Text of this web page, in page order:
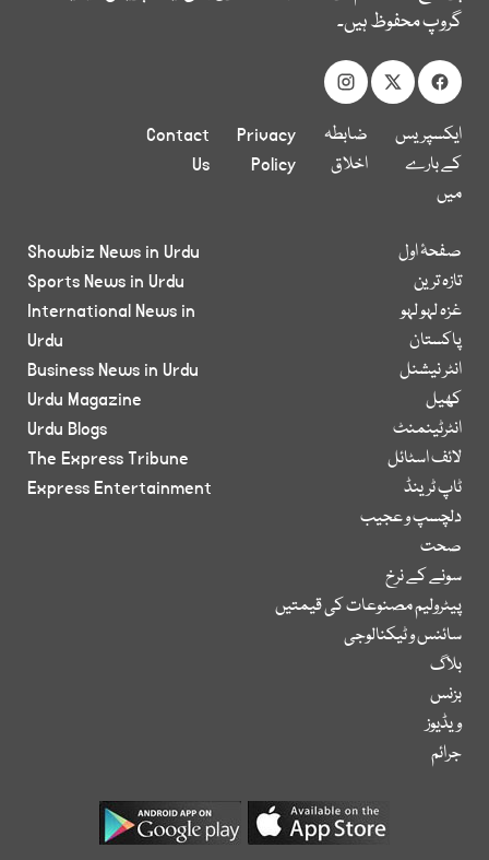
گروپ محفوظ ہیں۔
ایکسپریس
کے بارے
میں
ضابطہ
اخلاق
Privacy
Policy
Contact
Us
صفحۂ اول
تازہ ترین
غزہ لہو لہو
پاکستان
انٹر نیشنل
کھیل
انٹرٹینمنٹ
لائف اسٹائل
ٹاپ ٹرینڈ
دلچسپ و عجیب
صحت
سونے کے نرخ
پیٹرولیم مصنوعات کی قیمتیں
سائنس و ٹیکنالوجی
بلاگ
بزنس
ویڈیوز
جرائم
Showbiz News in Urdu
Sports News in Urdu
International News in
Urdu
Business News in Urdu
Urdu Magazine
Urdu Blogs
The Express Tribune
Express Entertainment